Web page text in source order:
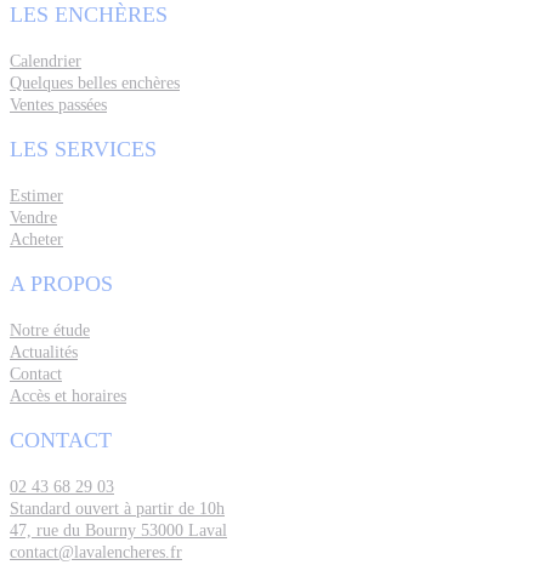
LES ENCHÈRES
Calendrier
Quelques belles enchères
Ventes passées
LES SERVICES
Estimer
Vendre
Acheter
A PROPOS
Notre étude
Actualités
Contact
Accès et horaires
CONTACT
02 43 68 29 03
Standard ouvert à partir de 10h
47, rue du Bourny 53000 Laval
contact@lavalencheres.fr